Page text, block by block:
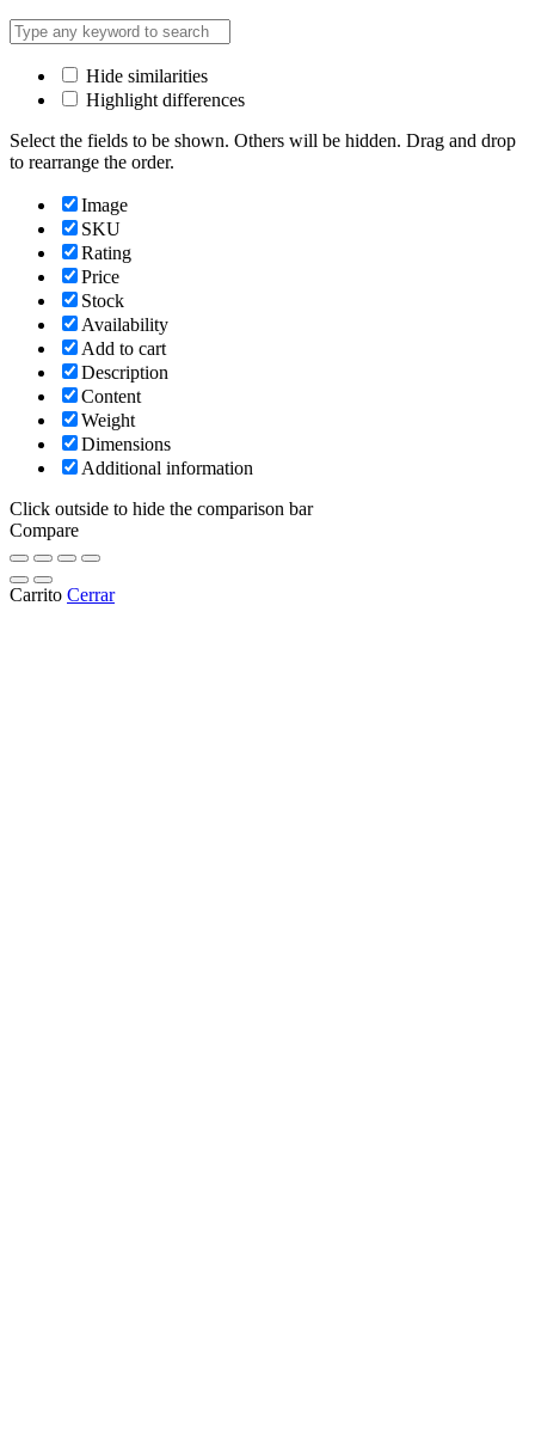
Hide similarities
Highlight differences
Select the fields to be shown. Others will be hidden. Drag and drop
to rearrange the order.
Image
SKU
Rating
Price
Stock
Availability
Add to cart
Description
Content
Weight
Dimensions
Additional information
Click outside to hide the comparison bar
Compare
Carrito Cerrar